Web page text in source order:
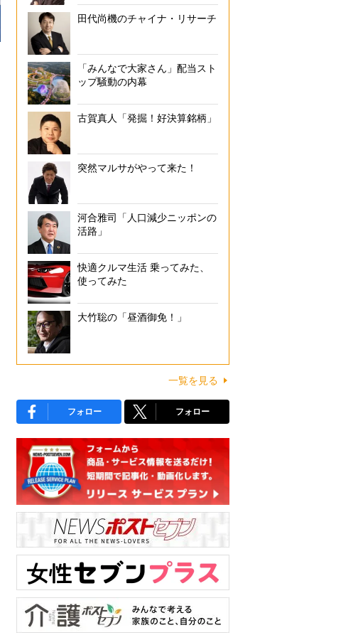
田代尚機のチャイナ・リサーチ
「みんなで大家さん」配当スト
ップ騒動の内幕
古賀真人「発掘！好決算銘柄」
突然マルサがやって来た！
河合雅司「人口減少ニッポンの
活路」
快適クルマ生活 乗ってみた、
使ってみた
大竹聡の「昼酒御免！」
一覧を見る
フォロー フォロー